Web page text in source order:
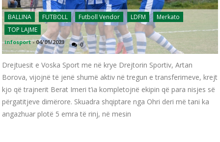
BALLINA FUTBOLL Futboll Vendor LDFM
Merkato
TOP LAJME
infosport -04/01/2023 0
Drejtuesit e Voska Sport me në krye Drejtorin Sportiv, Artan
Borova, vijojnë të jenë shumë aktiv në tregun e transferimeve, krejt
kjo që trajnerit Berat Imeri t’ia kompletojnë ekipin që para nisjes së
përgatitjeve dimërore. Skuadra shqiptare nga Ohri deri më tani ka
angazhuar plotë 5 emra të rinj, në mesin